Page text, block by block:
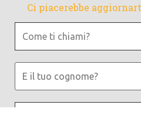
Ci piacerebbe
E
cognome?
Indirizzo